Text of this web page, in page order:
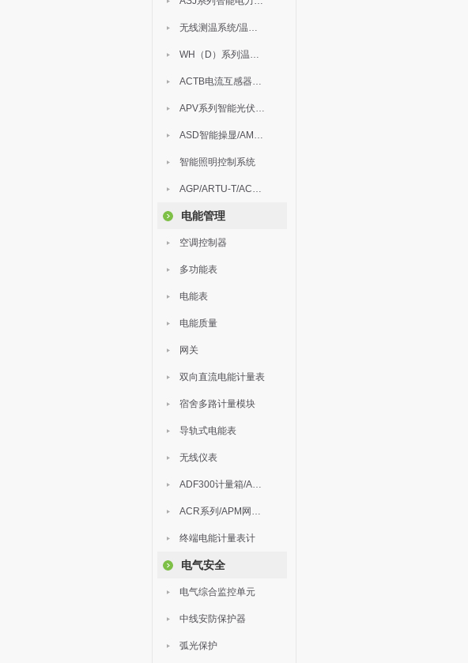
无线测温系统/温度巡检
WH（D）系列温湿度控制器
ACTB电流互感器过电压保护器
APV系列智能光伏汇流箱
ASD智能操显/AM中压保护
智能照明控制系统
AGP/ARTU-T/ACM/ADDC
电能管理
空调控制器
多功能表
电能表
电能质量
网关
双向直流电能计量表
宿舍多路计量模块
导轨式电能表
无线仪表
ADF300计量箱/AEW无线计量
ACR系列/APM网络电力仪表
终端电能计量表计
电气安全
电气综合监控单元
中线安防保护器
弧光保护